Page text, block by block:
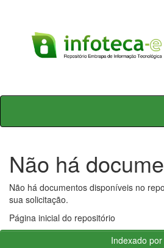
Skip
Não há
Não há documentos disponíveis no
sua solicitação.
Página inicial do repositório
Indexado por